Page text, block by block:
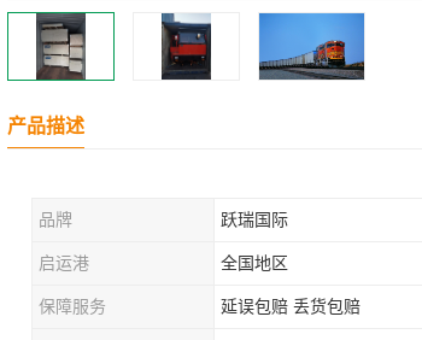
产品描述
品牌 跃瑞国际
启运港 全国地区
保障服务 延误包赔 丢货包赔